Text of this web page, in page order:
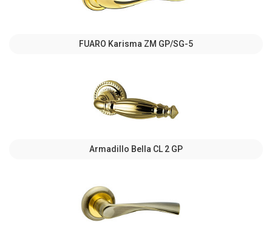
FUARO Karisma ZM GP/SG-5
Armadillo Bella CL 2 GP